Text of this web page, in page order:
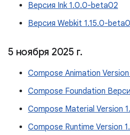
Версия Ink 1.0.0-beta02
Версия Webkit 1.15.0-
5 ноября 2025 г.
Compose Animation
Compose Foundation
Compose Material Version
Compose Runtime Version